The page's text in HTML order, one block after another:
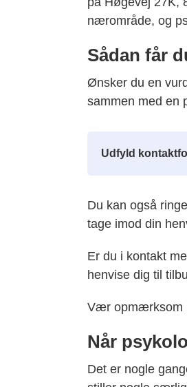
nærområde, og
Sådan får
Ønsker du en
sammen med en
Udfyld
Du kan også
tage imod din
Er du i kontakt
henvise dig til
Vær opmærksom
Når
Det er nogle